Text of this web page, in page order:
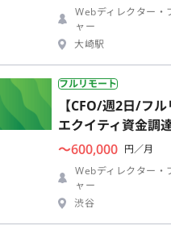
Webディレクター・
ャー
大崎駅
フルリモート
【CFO/週2日/フ
エクイティ資金調
〜600,000 円／月
Webディレクター・
ャー
渋谷